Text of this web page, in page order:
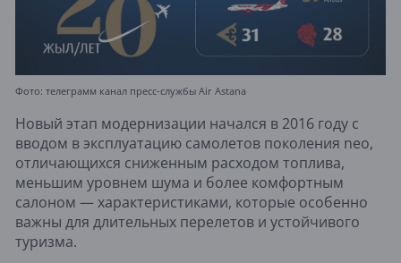
Фото: телеграмм канал пресс-службы Air Astana
Новый этап модернизации начался в 2016 году с
вводом в эксплуатацию самолетов поколения neo,
отличающихся сниженным расходом топлива,
меньшим уровнем шума и более комфортным
салоном — характеристиками, которые особенно
важны для длительных перелетов и устойчивого
туризма.